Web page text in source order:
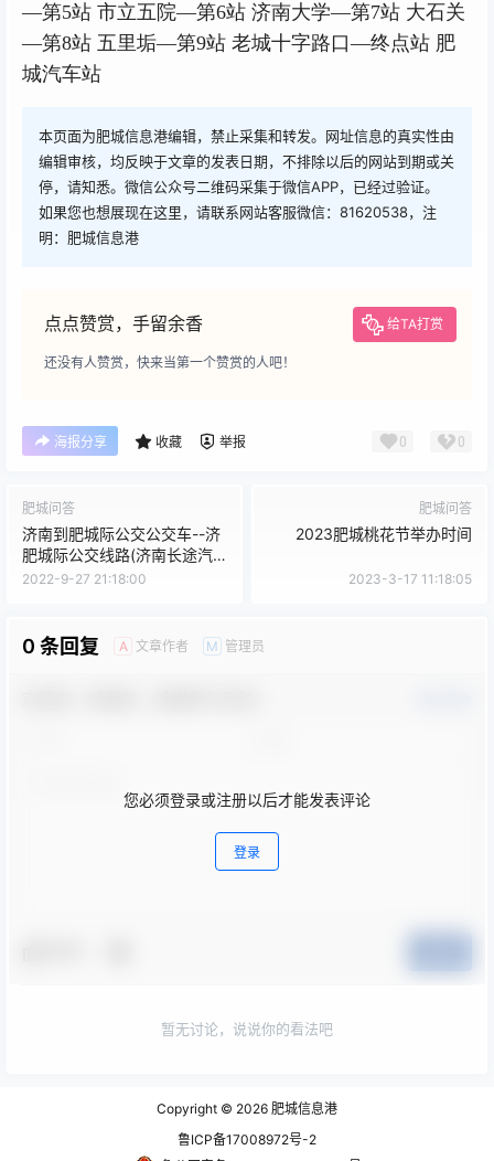
—第5站 市立五院—第6站 济南大学—第7站 大石关
—第8站 五里垢—第9站 老城十字路口—终点站 肥
城汽车站
本页面为肥城信息港编辑，禁止采集和转发。网址信息的真实性由
编辑审核，均反映于文章的发表日期，不排除以后的网站到期或关
停，请知悉。微信公众号二维码采集于微信APP，已经过验证。
如果您也想展现在这里，请联系网站客服微信：81620538，注
明：肥城信息港
点点赞赏，手留余香 给TA打赏
还没有人赞赏，快来当第一个赞赏的人吧！
海报分享 收藏 举报 0 0
肥城问答
济南到肥城际公交公交车--济
肥城际公交线路(济南长途汽
车总站到肥城汽车站 )
2022-9-27 21:18:00
肥城问答
2023肥城桃花节举办时间
2023-3-17 11:18:05
0 条回复 A 文章作者 M 管理员
您必须登录或注册以后才能发表评论
登录
暂无讨论，说说你的看法吧
Copyright © 2026 肥城信息港
鲁ICP备17008972号-2